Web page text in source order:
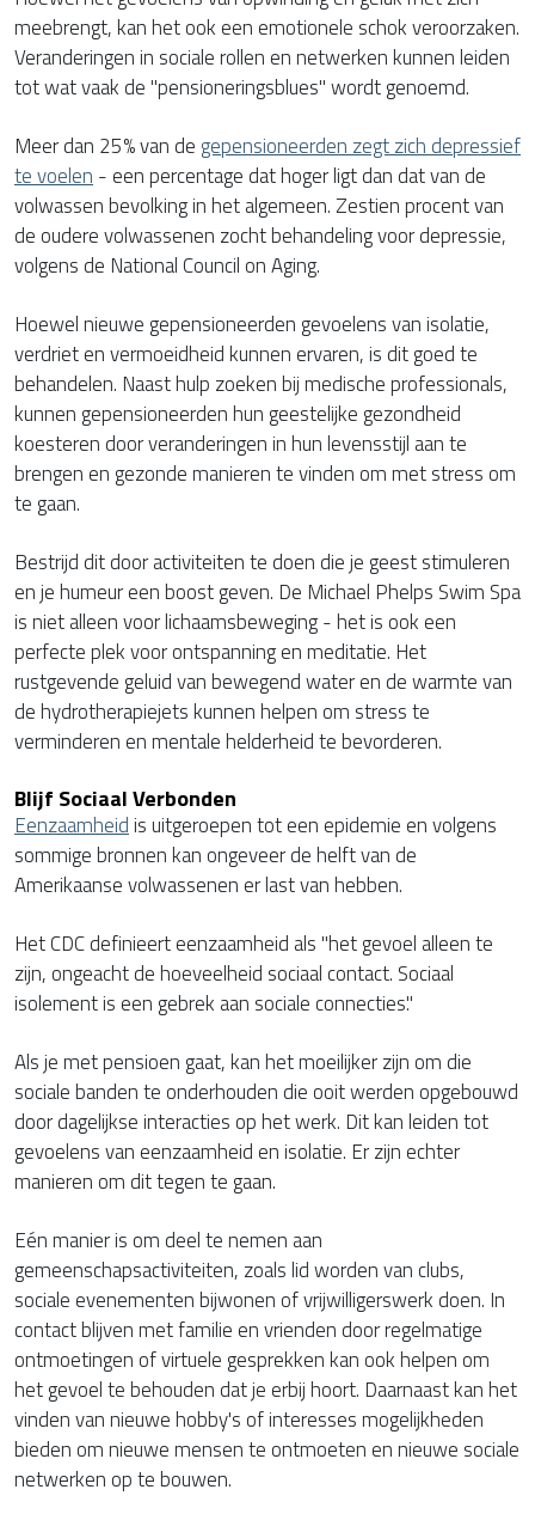
meebrengt, kan het ook een emotionele schok veroorzaken.
Veranderingen in sociale rollen en netwerken kunnen leiden
tot wat vaak de "pensioneringsblues" wordt genoemd.
Meer dan 25% van de gepensioneerden zegt zich depressief
te voelen - een percentage dat hoger ligt dan dat van de
volwassen bevolking in het algemeen. Zestien procent van
de oudere volwassenen zocht behandeling voor depressie,
volgens de National Council on Aging.
Hoewel nieuwe gepensioneerden gevoelens van isolatie,
verdriet en vermoeidheid kunnen ervaren, is dit goed te
behandelen. Naast hulp zoeken bij medische professionals,
kunnen gepensioneerden hun geestelijke gezondheid
koesteren door veranderingen in hun levensstijl aan te
brengen en gezonde manieren te vinden om met stress om
te gaan.
Bestrijd dit door activiteiten te doen die je geest stimuleren
en je humeur een boost geven. De Michael Phelps Swim Spa
is niet alleen voor lichaamsbeweging - het is ook een
perfecte plek voor ontspanning en meditatie. Het
rustgevende geluid van bewegend water en de warmte van
de hydrotherapiejets kunnen helpen om stress te
verminderen en mentale helderheid te bevorderen.
Blijf Sociaal Verbonden
Eenzaamheidis uitgeroepen tot een epidemie en volgens
sommige bronnen kan ongeveer de helft van de
Amerikaanse volwassenen er last van hebben.
Het CDC definieert eenzaamheid als "het gevoel alleen te
zijn, ongeacht de hoeveelheid sociaal contact. Sociaal
isolement is een gebrek aan sociale connecties."
Als je met pensioen gaat, kan het moeilijker zijn om die
sociale banden te onderhouden die ooit werden opgebouwd
door dagelijkse interacties op het werk. Dit kan leiden tot
gevoelens van eenzaamheid en isolatie. Er zijn echter
manieren om dit tegen te gaan.
Eén manier is om deel te nemen aan
gemeenschapsactiviteiten, zoals lid worden van clubs,
sociale evenementen bijwonen of vrijwilligerswerk doen. In
contact blijven met familie en vrienden door regelmatige
ontmoetingen of virtuele gesprekken kan ook helpen om
het gevoel te behouden dat je erbij hoort. Daarnaast kan het
vinden van nieuwe hobby's of interesses mogelijkheden
bieden om nieuwe mensen te ontmoeten en nieuwe sociale
netwerken op te bouwen.